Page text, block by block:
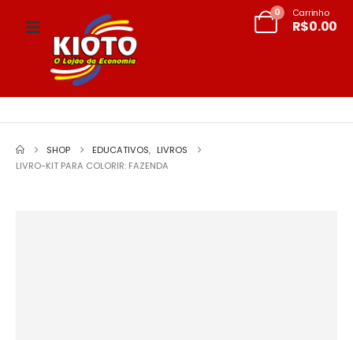
0 Carrinho
R$0.00
SHOP EDUCATIVOS, LIVROS
LIVRO-KIT PARA COLORIR: FAZENDA